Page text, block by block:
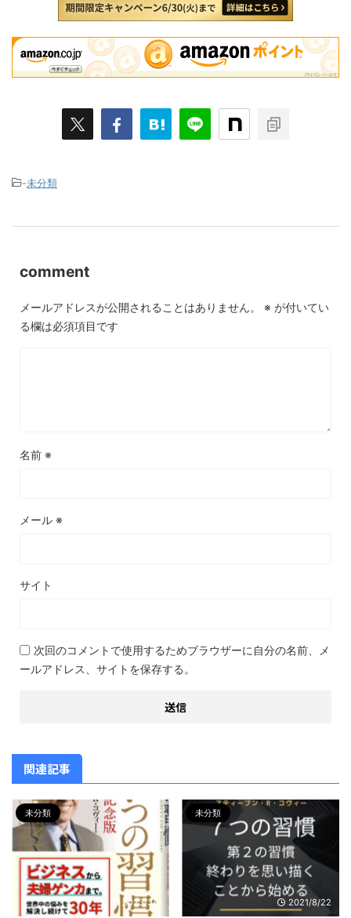
-未分類
comment
メールアドレスが公開されることはありません。 ※ が付いてい
る欄は必須項目です
名前 ※
メール ※
サイト
次回のコメントで使用するためブラウザーに自分の名前、メ
ールアドレス、サイトを保存する。
関連記事
未分類
2023/3/9
未分類
2021/8/22